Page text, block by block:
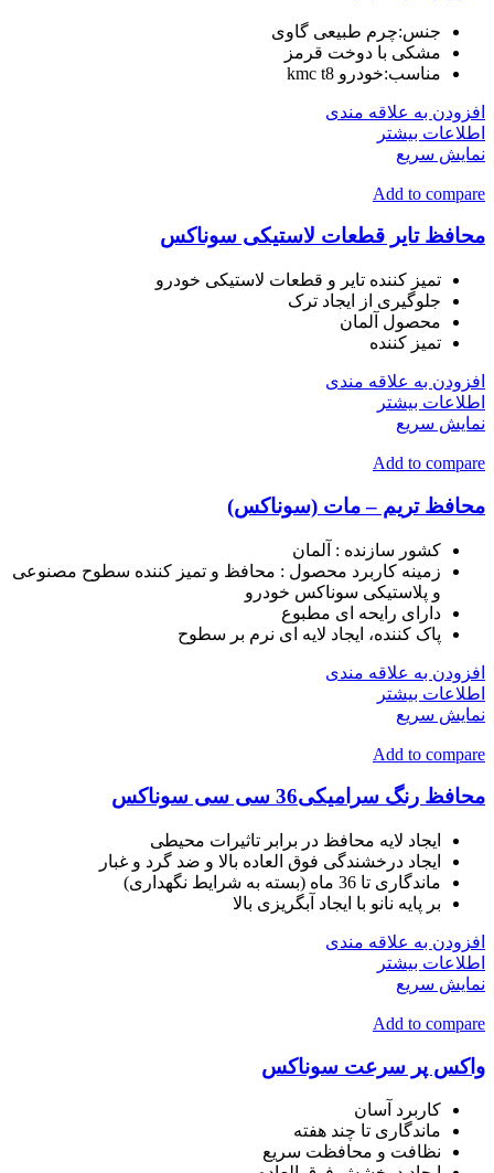
جنس:چرم طبیعی گاوی
مشکی با دوخت قرمز
مناسب:خودرو kmc t8
افزودن به علاقه مندی
اطلاعات بیشتر
نمایش سریع
Add to compare
محافظ تایر قطعات لاستیکی سوناکس
تمیز کننده تایر و قطعات لاستیکی خودرو
جلوگیری از ایجاد ترک
محصول آلمان
تمیز کننده
افزودن به علاقه مندی
اطلاعات بیشتر
نمایش سریع
Add to compare
محافظ تریم – مات (سوناکس)
کشور سازنده : آلمان
زمینه کاربرد محصول : محافظ و تمیز کننده سطوح مصنوعی
و پلاستيكی سوناکس خودرو
دارای رایحه ای مطبوع
پاک کننده، ایجاد لایه ای نرم بر سطوح
افزودن به علاقه مندی
اطلاعات بیشتر
نمایش سریع
Add to compare
محافظ رنگ سرامیکی36 سی سی سوناکس
ایجاد لایه محافظ در برابر تاثیرات محیطی
ایجاد درخشندگی فوق العاده بالا و ضد گرد و غبار
ماندگاری تا 36 ماه (بسته به شرایط نگهداری)
بر پایه نانو با ایجاد آبگریزی بالا
افزودن به علاقه مندی
اطلاعات بیشتر
نمایش سریع
Add to compare
واکس پر سرعت سوناکس
کاربرد آسان
ماندگاری تا چند هفته
نظافت و محافظت سریع